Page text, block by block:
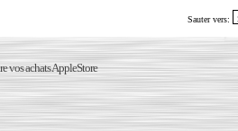
Sauter vers:
vos achats AppleStore